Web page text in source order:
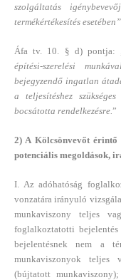
szolgáltatás
termékértékesítés esetében”
Áfa tv. 10. § d) pontja: „
építési-szerelési
bejegyzendő ingatlan
a teljesítéshez
bocsátotta rendelkezésre. ”
2) A Kölcsönvevőt érintő
potenciális megoldások,
I. Az adóhatóság
vonzatára irányuló
munkaviszony teljes
foglalkoztatotti
bejelentésnek nem a
munkaviszonyok teljes
(bújtatott